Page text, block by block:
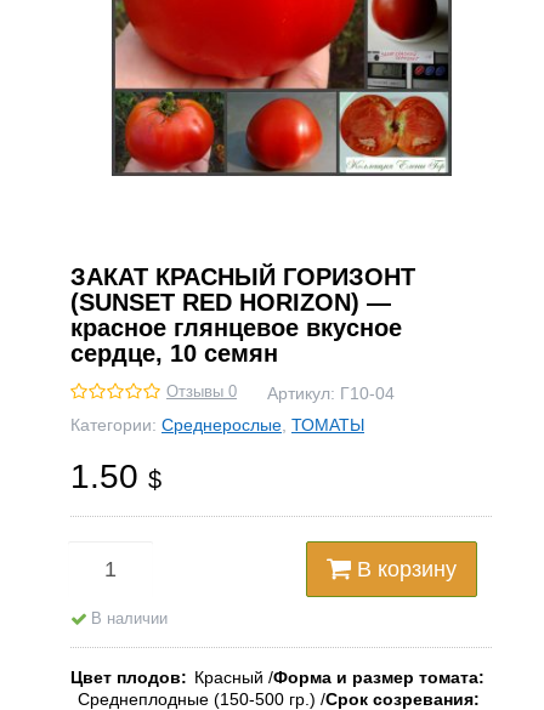
ЗАКАТ КРАСНЫЙ ГОРИЗОНТ
(SUNSET RED HORIZON) —
красное глянцевое вкусное
сердце, 10 семян
Отзывы 0 Артикул: Г10-04
Категории: Среднерослые ТОМАТЫ
1.50 $
В корзину
В наличии
Цвет плодов Красный Форма и размер томата
Среднеплодные (150-500 гр.) Срок созревания